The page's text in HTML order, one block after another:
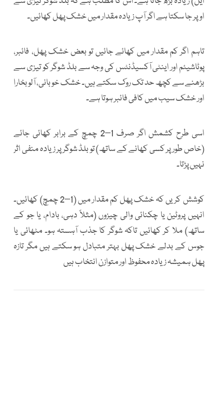
اوپر جا سکتا ہے اگر آپ زیادہ مقدار میں خشک پھل کھائیں۔
تاہم اگر کم مقدار میں کھائے جائیں تو بعض خشک پھل، فائبر،
پوٹاشیئم اور اینٹی آکسیڈنٹس کی وجہ سے بلڈ شوگر کو تیزی سے
بڑھنے سے کچھ حد تک روک سکتے ہیں۔ خشک خوبانی، آلو بخارا
اور خشک سیب میں کافی فائبر ہوتا ہے۔
اسی طرح کشمش اگر صرف 1–2 چمچ کے برابر کھائی جائے
(خاص طور پر کسی کھانے کے ساتھ) تو بلڈ شوگر پر زیادہ منفی اثر
نہیں پڑتا۔
کوشش کریں کہ خشک پھل کم مقدار میں (1–2 چمچ) کھائیں۔
انہیں پروٹین یا چکنائی والی چیزوں (مثلاً دہی، بادام، یا جو کے
ساتھ) ملا کر کھائیں تاکہ شوگر کا جذب آہستہ ہو۔ مٹھائی یا
جوس کے بدلے خشک پھل بہتر متبادل ہو سکتے ہیں مگر تازہ
پھل ہمیشہ زیادہ محفوظ اور متوازن انتخاب ہیں